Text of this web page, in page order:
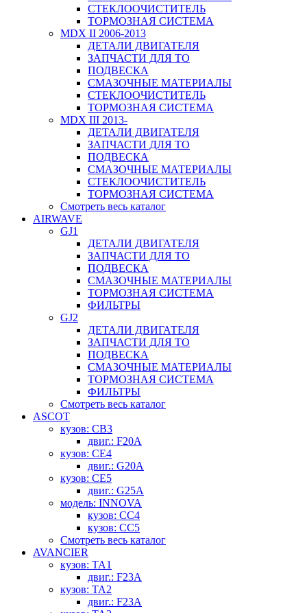
СТЕКЛООЧИСТИТЕЛЬ
ТОРМОЗНАЯ СИСТЕМА
MDX II 2006-2013
ДЕТАЛИ ДВИГАТЕЛЯ
ЗАПЧАСТИ ДЛЯ ТО
ПОДВЕСКА
СМАЗОЧНЫЕ МАТЕРИАЛЫ
СТЕКЛООЧИСТИТЕЛЬ
ТОРМОЗНАЯ СИСТЕМА
MDX III 2013-
ДЕТАЛИ ДВИГАТЕЛЯ
ЗАПЧАСТИ ДЛЯ ТО
ПОДВЕСКА
СМАЗОЧНЫЕ МАТЕРИАЛЫ
СТЕКЛООЧИСТИТЕЛЬ
ТОРМОЗНАЯ СИСТЕМА
Смотреть весь каталог
AIRWAVE
GJ1
ДЕТАЛИ ДВИГАТЕЛЯ
ЗАПЧАСТИ ДЛЯ ТО
ПОДВЕСКА
СМАЗОЧНЫЕ МАТЕРИАЛЫ
ТОРМОЗНАЯ СИСТЕМА
ФИЛЬТРЫ
GJ2
ДЕТАЛИ ДВИГАТЕЛЯ
ЗАПЧАСТИ ДЛЯ ТО
ПОДВЕСКА
СМАЗОЧНЫЕ МАТЕРИАЛЫ
ТОРМОЗНАЯ СИСТЕМА
ФИЛЬТРЫ
Смотреть весь каталог
ASCOT
кузов: CB3
двиг.: F20A
кузов: CE4
двиг.: G20A
кузов: CE5
двиг.: G25A
модель: INNOVA
кузов: CC4
кузов: CC5
Смотреть весь каталог
AVANCIER
кузов: TA1
двиг.: F23A
кузов: TA2
двиг.: F23A